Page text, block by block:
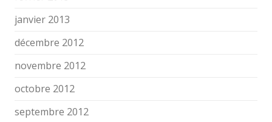
janvier 2013
décembre 2012
novembre 2012
octobre 2012
septembre 2012